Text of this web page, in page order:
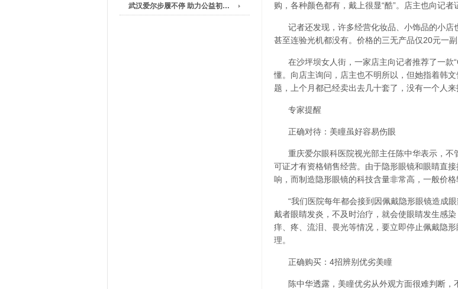
武汉爱尔步履不停 助力公益初…
购，各种颜色都有，戴上很显“酷”。店主也向记
记者还发现，许多经营化妆品、小饰品的小店
甚至连验光机都没有。价格的三无产品仅20元一副
在沙坪坝女人街，一家店主向记者推荐了一款
懂。向店主询问，店主也不明所以，但她指着韩
题，上个月都已经卖出去几十套了，没有一个人来
专家提醒
正确对待：美瞳虽好容易伤眼
重庆爱尔眼科医院视光部主任陈中华表示，
可证才有资格销售经营。由于隐形眼镜和眼睛直
响，而制造隐形眼镜的科技含量非常高，一般价
“我们医院每年都会接到因佩戴隐形眼镜造成
戴者眼睛发炎，不及时治疗，就会使眼睛发生感
痒、疼、流泪、畏光等情况，要立即停止佩戴隐
理。
正确购买：4招辨别优劣美瞳
陈中华透露，美瞳优劣从外观方面很难判断，